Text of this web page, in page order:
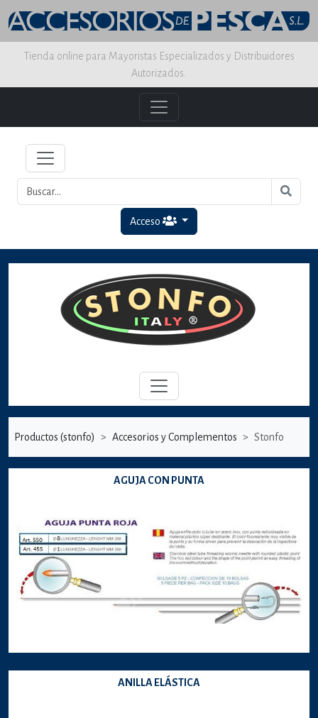
Tienda online para Mayoristas Especializados y Distribuidores
Autorizados.
Acceso
Productos (stonfo) Accesorios y Complementos Stonfo
AGUJA CON PUNTA
ANILLA ELÁSTICA